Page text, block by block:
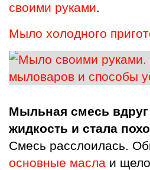
своими руками.
Мыло холодного
Мыльная смесь
жидкость и стала
Смесь расслоилась.
основные масла и